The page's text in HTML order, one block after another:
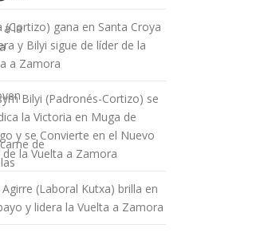
a la
de
(Cortizo) gana en Santa Croya
y Bilyi sigue de líder de la
a Zamora
Bilyi (Padronés-Cortizo) se
la Victoria en Muga de
y se Convierte en el Nuevo
de la Vuelta a Zamora
(Laboral Kutxa) brilla en
y lidera la Vuelta a Zamora